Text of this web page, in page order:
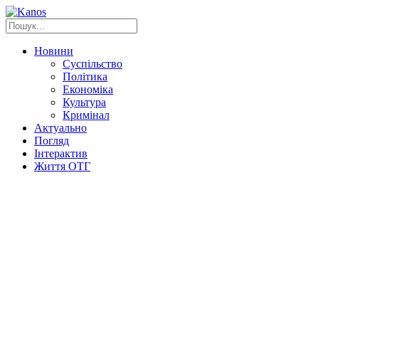
Новини
Суспільство
Політика
Економіка
Культура
Кримінал
Актуально
Погляд
Інтерактив
Життя ОТГ